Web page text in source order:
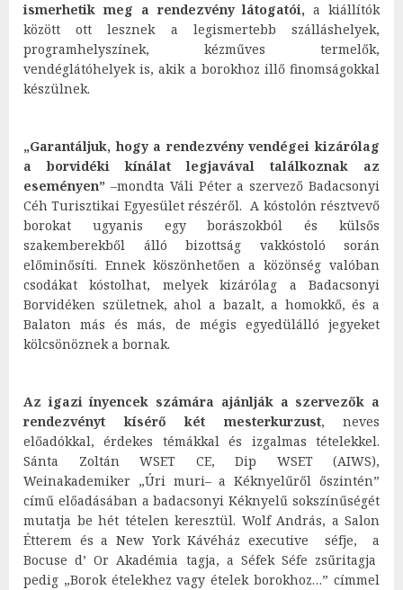
ismerhetik meg a rendezvény látogatói, a kiállítók
között ott lesznek a legismertebb szálláshelyek,
programhelyszínek, kézműves termelők,
vendéglátóhelyek is, akik a borokhoz illő finomságokkal
készülnek.
„Garantáljuk, hogy a rendezvény vendégei kizárólag
a borvidéki kínálat legjavával találkoznak az
eseményen” –mondta Váli Péter a szervező Badacsonyi
Céh Turisztikai Egyesület részéről. A kóstolón résztvevő
borokat ugyanis egy borászokból és külsős
szakemberekből álló bizottság vakkóstoló során
előminősíti. Ennek köszönhetően a közönség valóban
csodákat kóstolhat, melyek kizárólag a Badacsonyi
Borvidéken születnek, ahol a bazalt, a homokkő, és a
Balaton más és más, de mégis egyedülálló jegyeket
kölcsönöznek a bornak.
Az igazi ínyencek számára ajánlják a szervezők a
rendezvényt kísérő két mesterkurzust, neves
előadókkal, érdekes témákkal és izgalmas tételekkel.
Sánta Zoltán WSET CE, Dip WSET (AIWS),
Weinakademiker „Úri muri– a Kéknyelűről őszintén”
című előadásában a badacsonyi Kéknyelű sokszínűségét
mutatja be hét tételen keresztül. Wolf András, a Salon
Étterem és a New York Kávéház executive séfje, a
Bocuse d’ Or Akadémia tagja, a Séfek Séfe zsűritagja
pedig „Borok ételekhez vagy ételek borokhoz…” címmel